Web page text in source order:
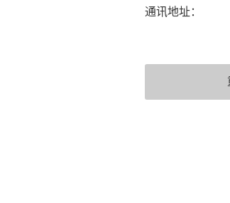
通讯地址：